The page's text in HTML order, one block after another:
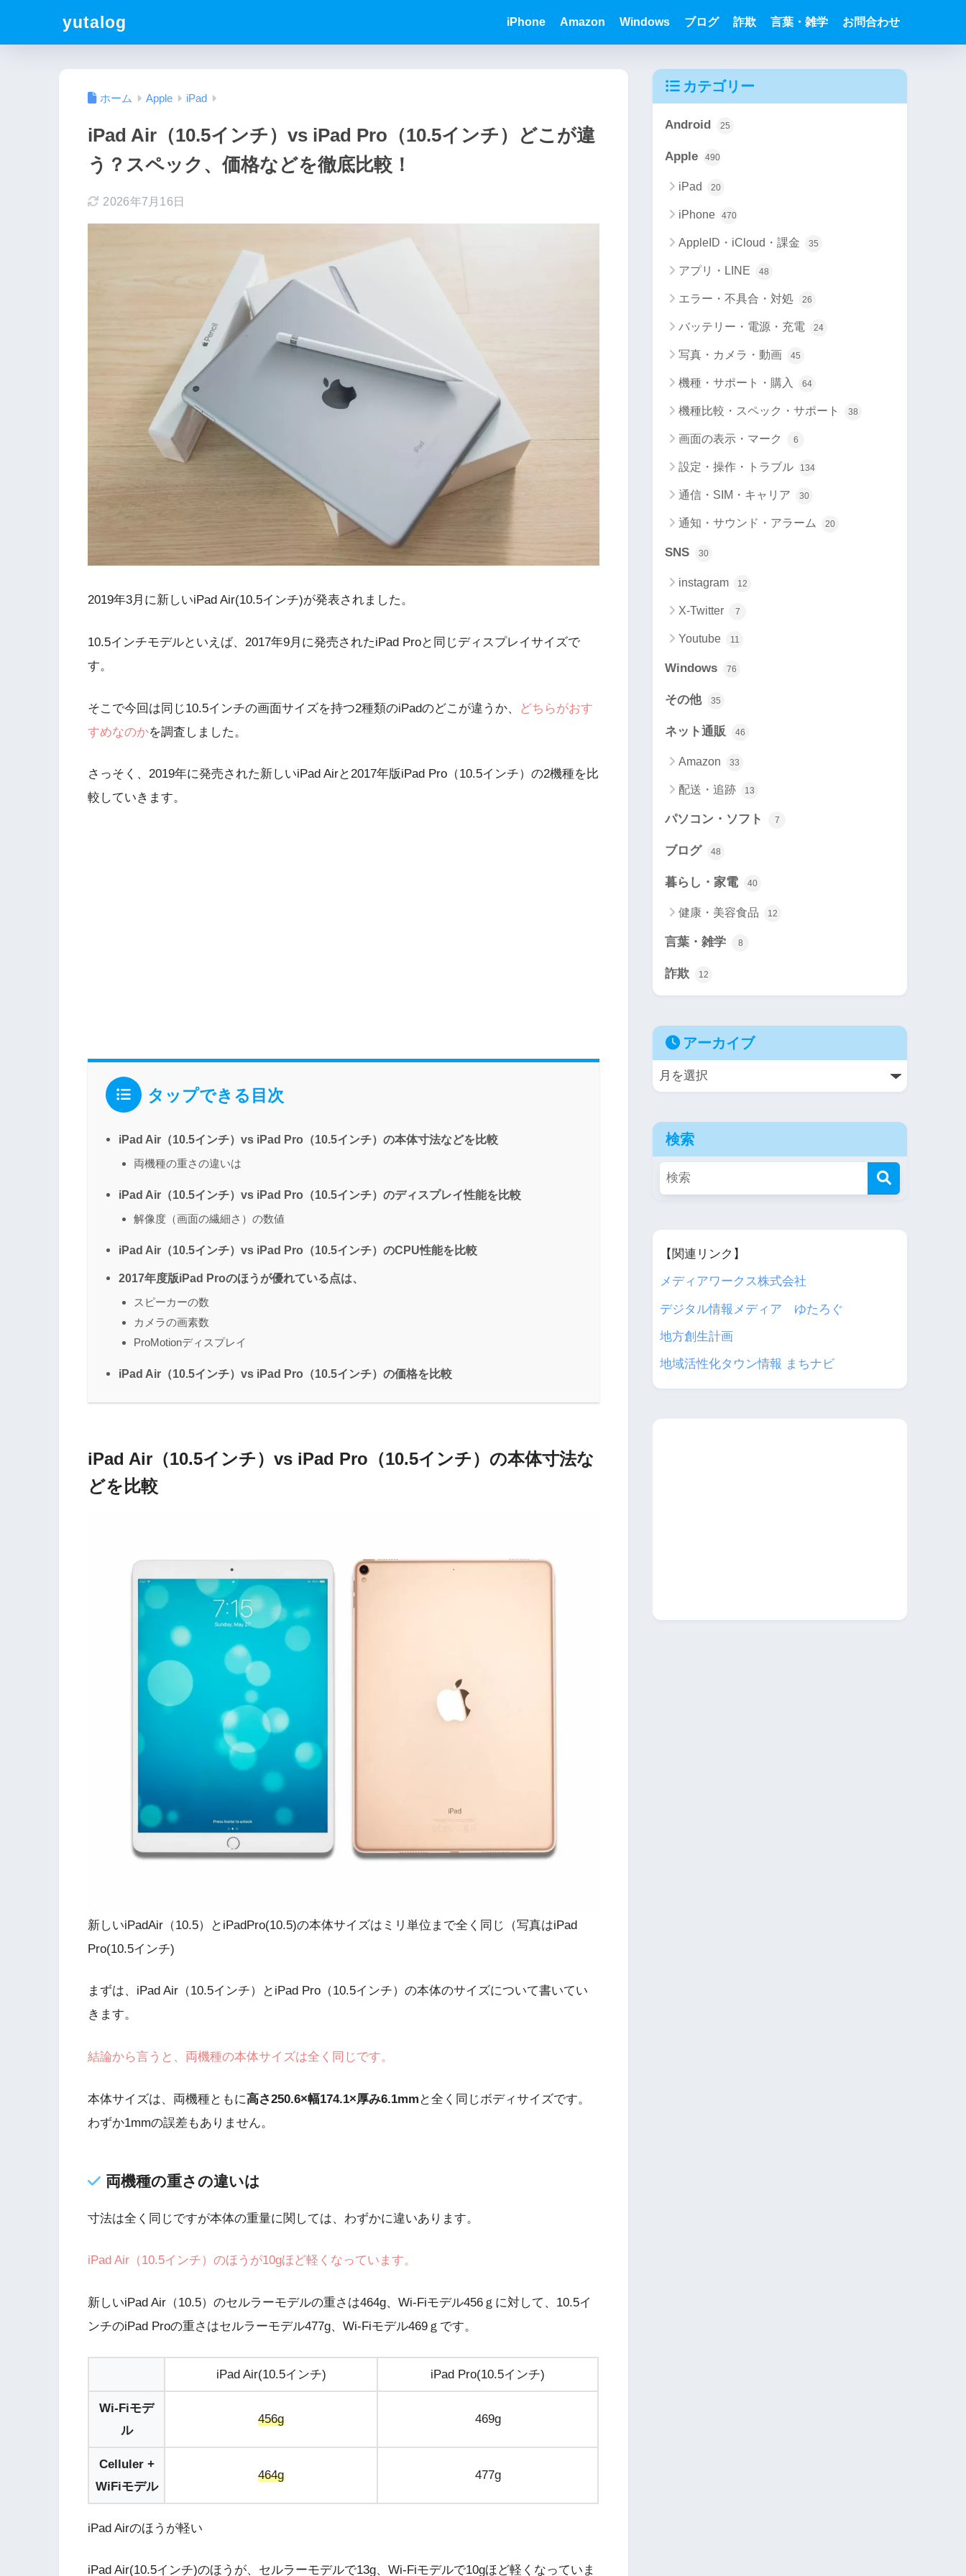
yutalog iPhone Amazon Windows ブログ 詐欺 言葉・雑学 お問合わせ
ホーム Apple iPad
iPad Air（10.5インチ）vs iPad Pro（10.5インチ）どこが違
う？スペック、価格などを徹底比較！
2026年7月16日
2019年3月に新しいiPad Air(10.5インチ)が発表されました。
10.5インチモデルといえば、2017年9月に発売されたiPad Proと同じディスプレイサイズで
す。
そこで今回は同じ10.5インチの画面サイズを持つ2種類のiPadのどこが違うか、
どちらがおす
すめなのかを調査しました。
さっそく、2019年に発売された新しいiPad Airと2017年版iPad Pro（10.5インチ）の2機種を比
較していきます。
タップできる目次
iPad Air（10.5インチ）vs iPad Pro（10.5インチ）の本体寸法などを比較
両機種の重さの違いは
iPad Air（10.5インチ）vs iPad Pro（10.5インチ）のディスプレイ性能を比較
解像度（画面の繊細さ）の数値
iPad Air（10.5インチ）vs iPad Pro（10.5インチ）のCPU性能を比較
2017年度版iPad Proのほうが優れている点は、
スピーカーの数
カメラの画素数
ProMotionディスプレイ
iPad Air（10.5インチ）vs iPad Pro（10.5インチ）の価格を比較
iPad Air（10.5インチ）vs iPad Pro（10.5インチ）の本体寸法な
どを比較
新しいiPadAir（10.5）とiPadPro(10.5)の本体サイズはミリ単位まで全く同じ（写真はiPad
Pro(10.5インチ)
まずは、iPad Air（10.5インチ）とiPad Pro（10.5インチ）の本体のサイズについて書いてい
きます。
結論から言うと、両機種の本体サイズは全く同じです。
本体サイズは、両機種ともに高さ250.6×幅174.1×厚み6.1mm と全く同じボディサイズです。
わずか1mmの誤差もありません。
両機種の重さの違いは
寸法は全く同じですが本体の重量に関しては、わずかに違いあります。
iPad Air（10.5インチ）のほうが10gほど軽くなっています。
新しいiPad Air（10.5）のセルラーモデルの重さは464g、Wi-Fiモデル456ｇに対して、10.5イ
ンチのiPad Proの重さはセルラーモデル477g、Wi-Fiモデル469ｇです。
iPad Air(10.5インチ) iPad Pro(10.5インチ)
Wi-Fiモデ
ル
456g 469g
Celluler +
WiFiモデル
464g 477g
iPad Airのほうが軽い
iPad Air(10.5インチ)のほうが、セルラーモデルで13g、Wi-Fiモデルで10gほど軽くなっていま
カテゴリー
Android 25
Apple 490
iPad 20
iPhone 470
AppleID・iCloud・課金 35
アプリ・LINE 48
エラー・不具合・対処 26
バッテリー・電源・充電 24
写真・カメラ・動画 45
機種・サポート・購入 64
機種比較・スペック・サポート 38
画面の表示・マーク 6
設定・操作・トラブル 134
通信・SIM・キャリア 30
通知・サウンド・アラーム 20
SNS 30
instagram 12
X-Twitter 7
Youtube 11
Windows 76
その他 35
ネット通販 46
Amazon 33
配送・追跡 13
パソコン・ソフト 7
ブログ 48
暮らし・家電 40
健康・美容食品 12
言葉・雑学 8
詐欺 12
アーカイブ
検索
【関連リンク】
メディアワークス株式会社
デジタル情報メディア ゆたろぐ
地方創生計画
地域活性化タウン情報 まちナビ